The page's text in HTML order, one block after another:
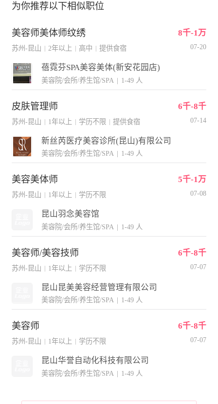
为你推荐以下相似职位
美容师美体师纹绣 8千-1万
苏州-昆山 2年以上 高中 提供食宿 07-20
蓓霓芬SPA美容美体(新安花园店)
美容院/会所/养生馆/SPA | 1-49 人
皮肤管理师 6千-8千
苏州-昆山 | 1年以上 | 学历不限 | 提供食宿 07-14
新丝芮医疗美容诊所(昆山)有限公司
美容院/会所/养生馆/SPA | 1-49 人
美容美体师 5千-1万
苏州-昆山 1年以上 学历不限 07-08
昆山羽念美容馆
美容院/会所/养生馆/SPA | 1-49 人
美容师/美容技师 6千-8千
苏州-昆山 | 1年以上 | 学历不限 07-07
昆山昆美美容经营管理有限公司
美容院/会所/养生馆/SPA | 1-49 人
美容师 6千-8千
苏州-昆山 1年以上 学历不限 07-07
昆山华誉自动化科技有限公司
美容院/会所/养生馆/SPA | 1-49 人